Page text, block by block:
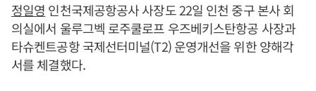
정일영 인천국제공항공사 사장도 22일 인천 중구 본사 회
의실에서 울루그벡 로주쿨로프 우즈베키스탄항공 사장과
타슈켄트공항 국제선터미널(T2) 운영개선을 위한 양해각
서를 체결했다.